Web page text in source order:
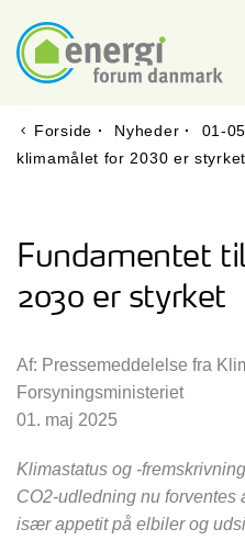
Forside · Nyheder ·
01-
klimamålet for 2030 er styrket
Fundamentet
2030 er styrket
Af: Pressemeddelelse fra
Forsyningsministeriet
01. maj 2025
Klimastatus og -
CO2-udledning nu forventes
især appetit på elbiler og